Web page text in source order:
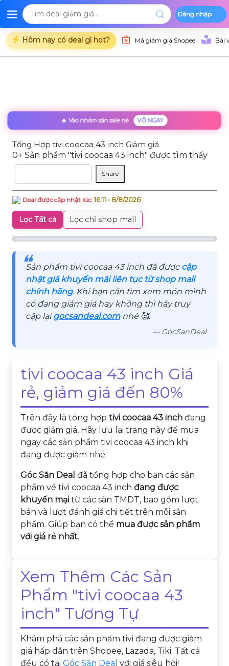
Đăng nhập
Hôm nay có deal gì hot? Mã giảm giá Shopee Bài
Trang chủ Deal Shopee Deal Lazada Deal Tiki Danh mục
🔥 Vào nhóm săn sale nè VÔ NGAY
Tổng Hợp tivi coocaa 43 inch Giảm giá
0+ Sản phẩm "tivi coocaa 43 inch" được tìm thấy
Share
Deal được cập nhật lúc:16:11 - 8/8/2026
Lọc Tất cả Lọc chỉ shop mall
❝
Sản phẩm tivi coocaa 43 inch đã được cập
nhật giá khuyến mãi liên tục từ shop mall
chính hãng. Khi bạn cần tìm xem món mình
có đang giảm giá hay không thì hãy truy
cập lạigocsandeal.comnhé 🥰.
— GocSanDeal
tivi coocaa 43 inch Giá
rẻ, giảm giá đến 80%
Trên đây là tổng hợptivi coocaa 43 inch đang
được giảm giá, Hãy lưu lại trang này để mua
ngay các sản phẩm tivi coocaa 43 inch khi
đang được giảm nhé.
Góc Săn Deal đã tổng hợp cho bạn các sản
phẩm về tivi coocaa 43 inchđang được
khuyến mại từ các sàn TMDT, bao gồm lượt
bán và lượt đánh giá chi tiết trên mỗi sản
phẩm. Giúp bạn có thể mua được sản phẩm
với giá rẻ nhất.
Xem Thêm Các Sản
Phẩm "tivi coocaa 43
inch" Tương Tự
Khám phá các sản phẩm tivi đang được giảm
giá hấp dẫn trên Shopee, Lazada, Tiki. Tất cả
đều có tạiGóc Săn Deal với giá siêu hời!